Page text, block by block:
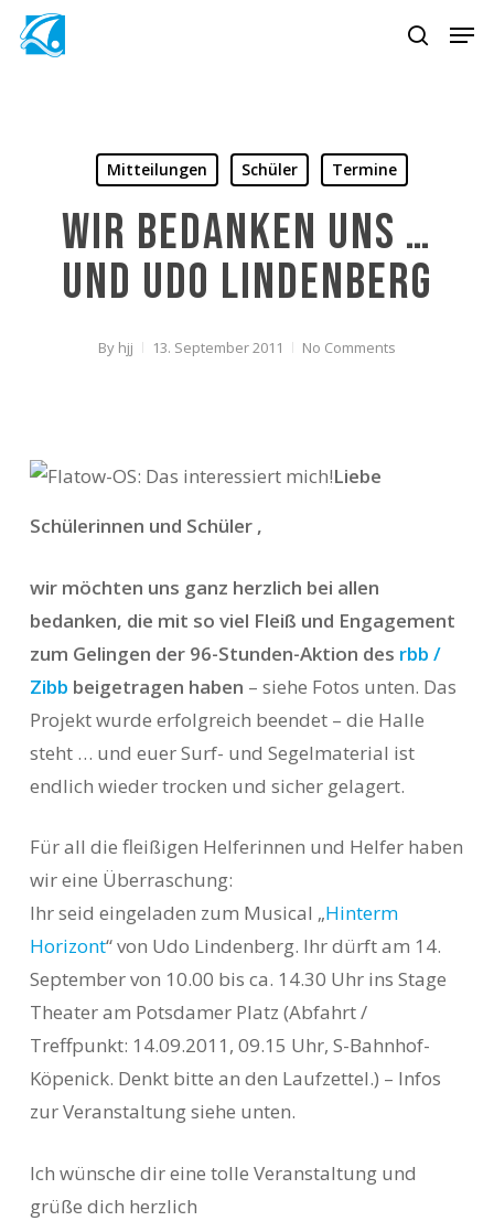
Skip
search
Mitteilungen Schüler Termine
Wir bedanken uns …
und Udo Lindenberg
By hjj 13. September 2011 No Comments
Liebe
Schülerinnen und Schüler ,
wir möchten uns ganz herzlich bei allen
bedanken, die mit so viel Fleiß und Engagement
zum Gelingen der 96-Stunden-Aktion des rbb /
Zibb beigetragen haben – siehe Fotos unten. Das
Projekt wurde erfolgreich beendet – die Halle
steht … und euer Surf- und Segelmaterial ist
endlich wieder trocken und sicher gelagert.
Für all die fleißigen Helferinnen und Helfer haben
wir eine Überraschung:
Ihr seid eingeladen zum Musical „Hinterm
Horizont“ von Udo Lindenberg. Ihr dürft am 14.
September von 10.00 bis ca. 14.30 Uhr ins Stage
Theater am Potsdamer Platz (Abfahrt /
Treffpunkt: 14.09.2011, 09.15 Uhr, S-Bahnhof-
Köpenick. Denkt bitte an den Laufzettel.) – Infos
zur Veranstaltung siehe unten.
Ich wünsche dir eine tolle Veranstaltung und
grüße dich herzlich